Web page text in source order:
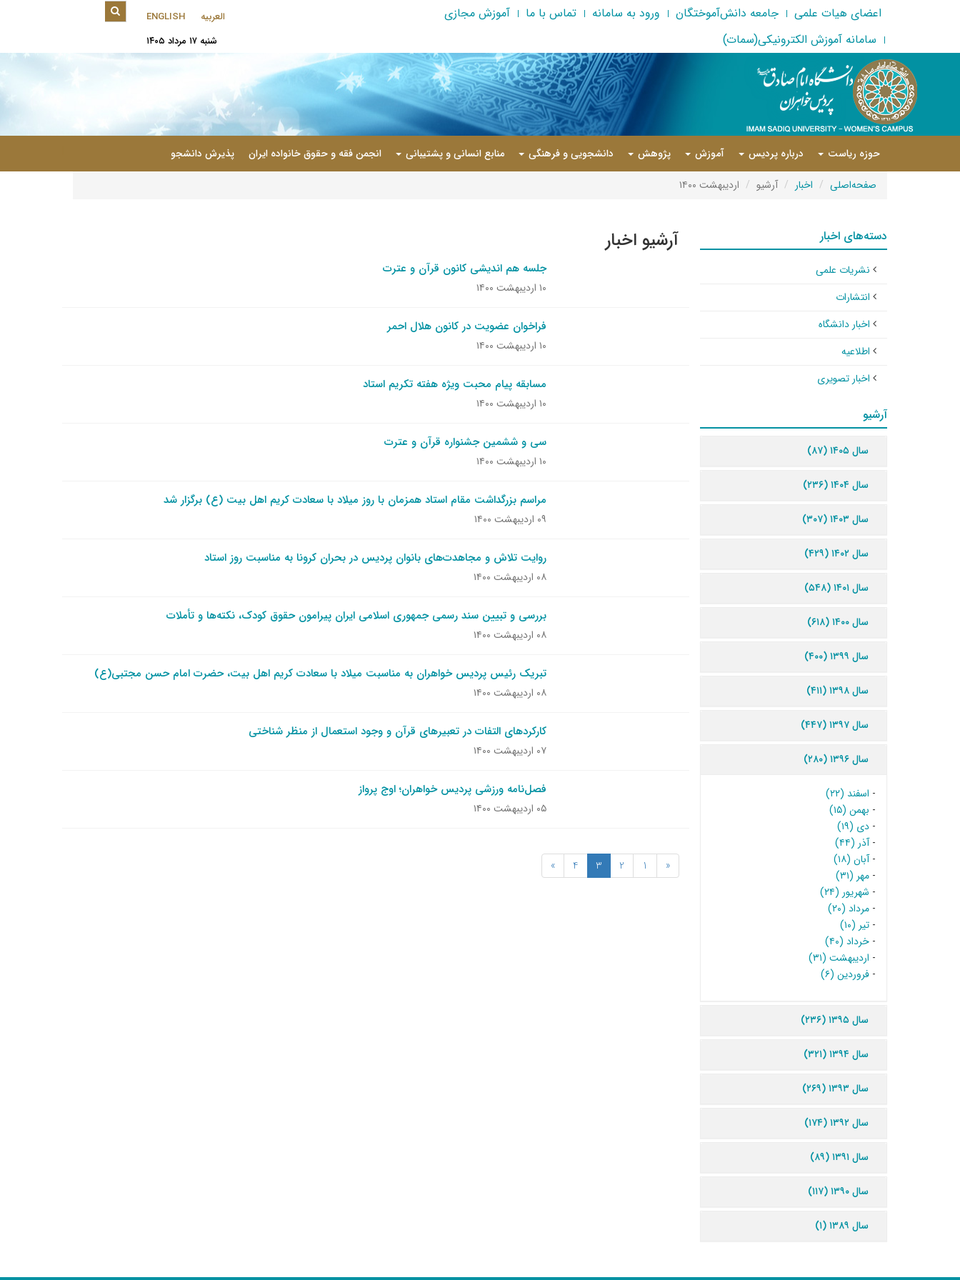
اعضای هیات علمی جامعه دانش‌آموختگان ورود به سامانه تماس با ما
آموزش مجازی
سامانه آموزش الکترونیکی(سمات)
العربیه
ENGLISH
شنبه ۱۷ مرداد ۱۴۰۵
حوزه ریاست درباره پردیس آموزش پژوهش دانشجویی و فرهنگی منابع انسانی و پشتیبانی انجمن فقه و حقوق خانواده ایران پذیرش دانشجو
صفحه‌اصلی اخبار آرشیو اردیبهشت ۱۴۰۰
آرشیو اخبار
جلسه هم اندیشی کانون قرآن و عترت
۱۰ اردیبهشت ۱۴۰۰
فراخوان عضویت در کانون هلال احمر
۱۰ اردیبهشت ۱۴۰۰
مسابقه پیام محبت ویژه هفته تکریم استاد
۱۰ اردیبهشت ۱۴۰۰
سی و ششمین جشنواره قرآن و عترت
۱۰ اردیبهشت ۱۴۰۰
مراسم بزرگداشت مقام استاد همزمان با روز میلاد با سعادت کریم اهل بیت (ع) برگزار شد
۰۹ اردیبهشت ۱۴۰۰
روایت تلاش و مجاهدت‌های بانوان پردیس در بحران کرونا به مناسبت روز استاد
۰۸ اردیبهشت ۱۴۰۰
بررسی و تبیین سند رسمی جمهوری اسلامی ایران پیرامون حقوق کودک، نکته‌ها و تأملات
۰۸ اردیبهشت ۱۴۰۰
تبریک رئیس پردیس خواهران به مناسبت میلاد با سعادت کریم اهل بیت، حضرت امام حسن مجتبی(ع)
۰۸ اردیبهشت ۱۴۰۰
کارکردهای التفات در تعبیرهای قرآن و وجود استعمال از منظر شناختی
۰۷ اردیبهشت ۱۴۰۰
فصل‌نامه ورزشی پردیس خواهران؛ اوج پرواز
۰۵ اردیبهشت ۱۴۰۰
«
1
2
3
4
»
دسته‌های اخبار
نشریات علمی
انتشارات
اخبار دانشگاه
اطلاعیه
اخبار تصویری
آرشیو
سال ۱۴۰۵ (۸۷)
سال ۱۴۰۴ (۲۳۶)
سال ۱۴۰۳ (۳۰۷)
سال ۱۴۰۲ (۴۲۹)
سال ۱۴۰۱ (۵۴۸)
سال ۱۴۰۰ (۶۱۸)
سال ۱۳۹۹ (۴۰۰)
سال ۱۳۹۸ (۴۱۱)
سال ۱۳۹۷ (۴۴۷)
سال ۱۳۹۶ (۲۸۰)
- اسفند (۲۲)
- بهمن (۱۵)
- دی (۱۹)
-آذر (۴۴)
-آبان (۱۸)
- مهر (۳۱)
- شهریور (۲۴)
- مرداد (۲۰)
- تیر (۱۰)
- خرداد (۴۰)
- اردیبهشت (۳۱)
- فروردین (۶)
سال ۱۳۹۵ (۲۳۶)
سال ۱۳۹۴ (۳۲۱)
سال ۱۳۹۳ (۲۶۹)
سال ۱۳۹۲ (۱۷۴)
سال ۱۳۹۱ (۸۹)
سال ۱۳۹۰ (۱۱۷)
سال ۱۳۸۹ (۱)